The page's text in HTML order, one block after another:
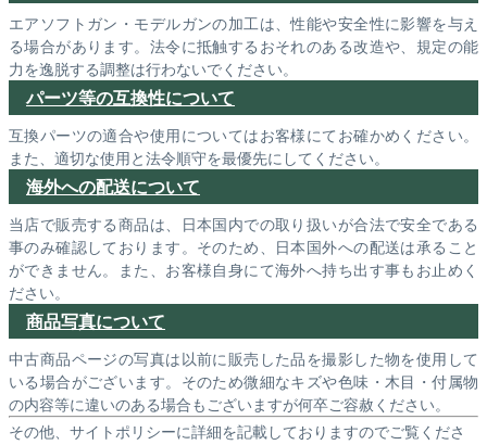
エアソフトガン・モデルガンの加工は、性能や安全性に影響を与え
る場合があります。法令に抵触するおそれのある改造や、規定の能
力を逸脱する調整は行わないでください。
パーツ等の互換性について
互換パーツの適合や使用についてはお客様にてお確かめください。
また、適切な使用と法令順守を最優先にしてください。
海外への配送について
当店で販売する商品は、日本国内での取り扱いが合法で安全である
事のみ確認しております。そのため、日本国外への配送は承ること
ができません。また、お客様自身にて海外へ持ち出す事もお止めく
ださい。
商品写真について
中古商品ページの写真は以前に販売した品を撮影した物を使用して
いる場合がございます。そのため微細なキズや色味・木目・付属物
の内容等に違いのある場合もございますが何卒ご容赦ください。
その他、サイトポリシーに詳細を記載しておりますのでご覧くださ